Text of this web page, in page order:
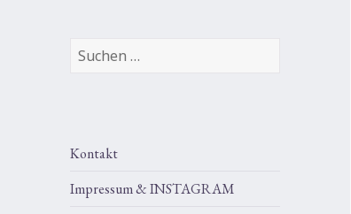
Suchen
Kontakt
Impressum & INSTAGRAM